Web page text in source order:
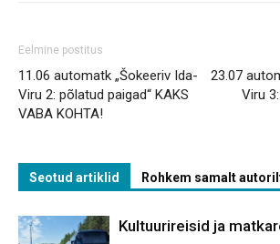
Eelmine postitus
11.06 automatk „Šokeeriv Ida-
Viru 2: põlatud paigad“ KAKS
VABA KOHTA!
23.07
Viru
Seotud artiklid Rohkem samalt
Kultuurireisid ja